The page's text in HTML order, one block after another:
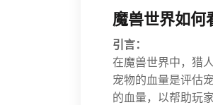
魔兽世界如何
引言：
在魔兽世界中，猎
宠物的血量是评估
的血量，以帮助玩